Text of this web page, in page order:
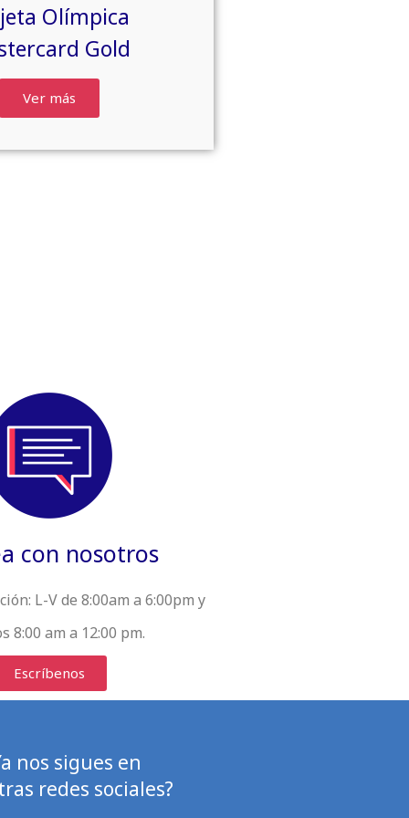
Olímpica
Gold
Ver más
con nosotros
L-V de 8:00am a 6:00pm y
8:00 am a 12:00 pm.
Escríbenos
nos sigues en
redes sociales?